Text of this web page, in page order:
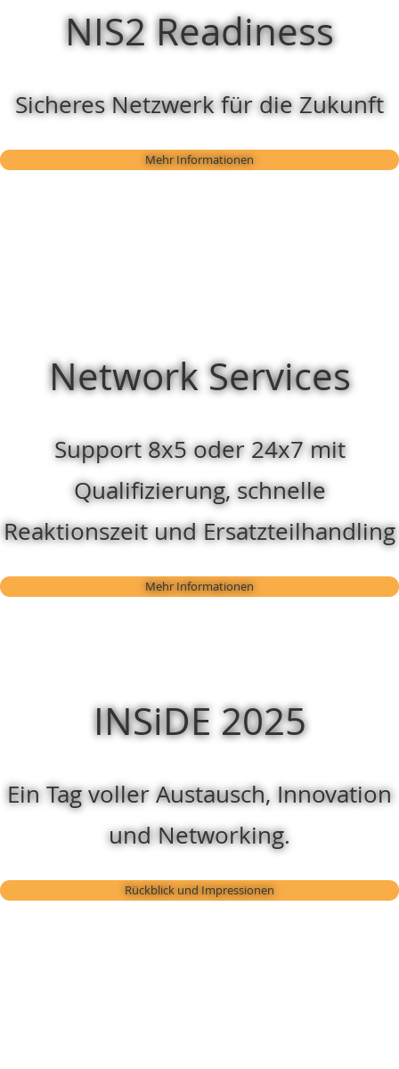
NIS2 Readiness
Sicheres Netzwerk für die Zukunft
Mehr Informationen
Network Services
Support 8x5 oder 24x7 mit
Qualifizierung, schnelle
Reaktionszeit und Ersatzteilhandling
Mehr Informationen
INSiDE 2025
Ein Tag voller Austausch, Innovation
und Networking.
Rückblick und Impressionen